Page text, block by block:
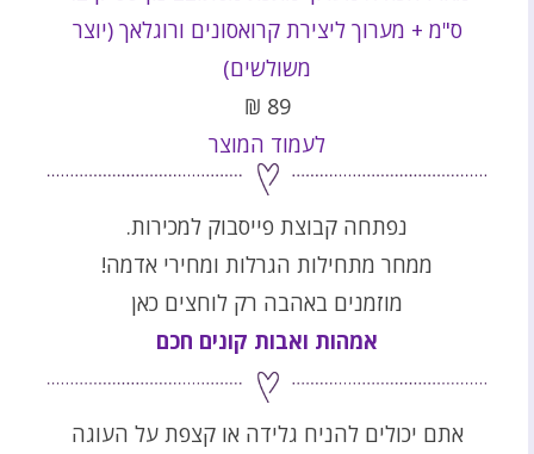
ס"מ + מערוך ליצירת קרואסונים ורוגלאך (יוצר
משולשים)
89
₪
לעמוד המוצר
נפתחה קבוצת פייסבוק למכירות.
ממחר מתחילות הגרלות ומחירי אדמה!
מוזמנים באהבה רק לוחצים כאן
אמהות ואבות קונים חכם
אתם יכולים להניח גלידה או קצפת על העוגה